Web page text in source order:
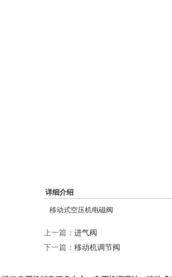
详细介绍
移动式空压机电磁阀
上一篇： 进气阀
下一篇： 移动机调节阀